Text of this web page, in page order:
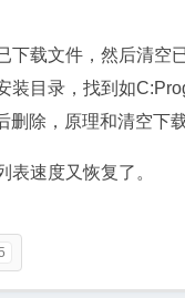
下载文件，然后清空
装目录，找到如
删除，原理和清空下
表速度又恢复了。